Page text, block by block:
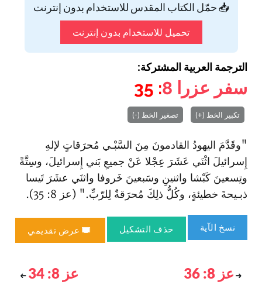
📥 حمّل الكتاب المقدس للاستخدام بدون إنترنت
تحميل للاستخدام بدون إنترنت
الترجمة العربية المشتركة:
سفر عزرا 8
: 35
تكبير الخط (+) تصغير الخط (-)
"وقَدَّمَ اليهودُ القادمونَ مِنَ السَّبْـي مُحرَقاتٍ لإلهِ
إِسرائيلَ ا‏ثْنَي عَشَرَ عِجْلا عَنْ جميعِ بَني إِسرائيلَ، وسِتَّةً
وتِسعينَ كَبْشا وا‏ثنينِ وسَبعينَ خَروفا وا‏ثنَي عشَرَ تَيسا
ذبـيحةَ خطيئةٍ، وكُلُّ ذلِكَ مُحرَقةٌ لِلرّبِّ." (عز 8: 35).
نسخ الآية حذف التشكيل عرض تقديمي
عز 8: 36 عز 8: 34